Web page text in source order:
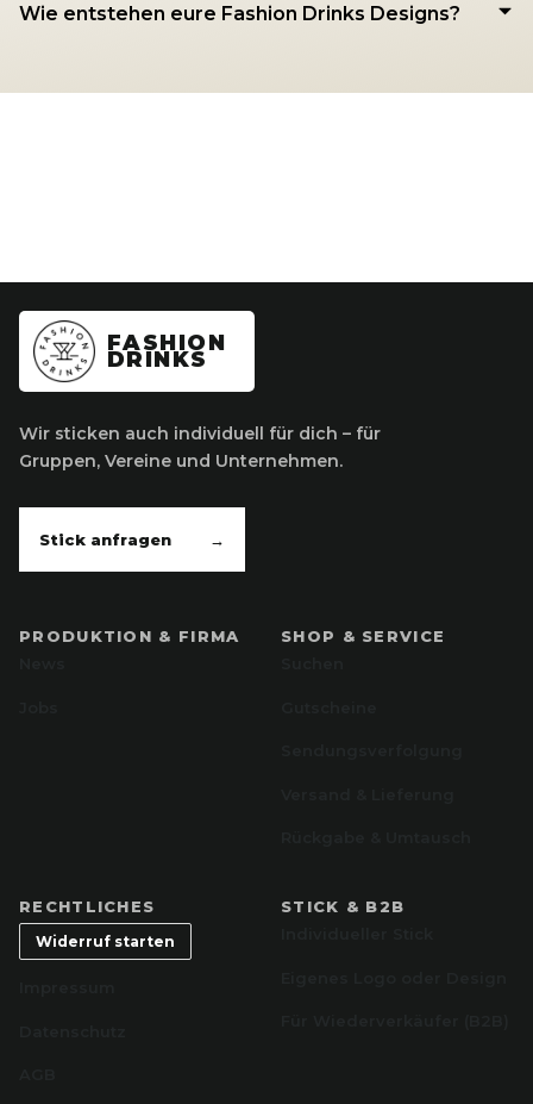
Wie entstehen eure Fashion Drinks Designs?
FASHION
DRINKS
Wir sticken auch individuell für dich – für
Gruppen, Vereine und Unternehmen.
Stick anfragen →
PRODUKTION & FIRMA
SHOP & SERVICE
RECHTLICHES
Widerruf starten
STICK & B2B